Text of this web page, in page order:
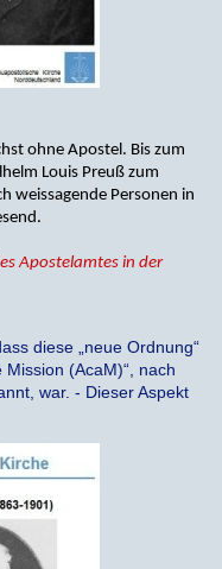
ohne Apostel. Bis zum
Louis Preuß zum
weissagende Personen in
Apostelamtes in der
diese „neue Ordnung“
(AcaM)“, nach
war. - Dieser Aspekt